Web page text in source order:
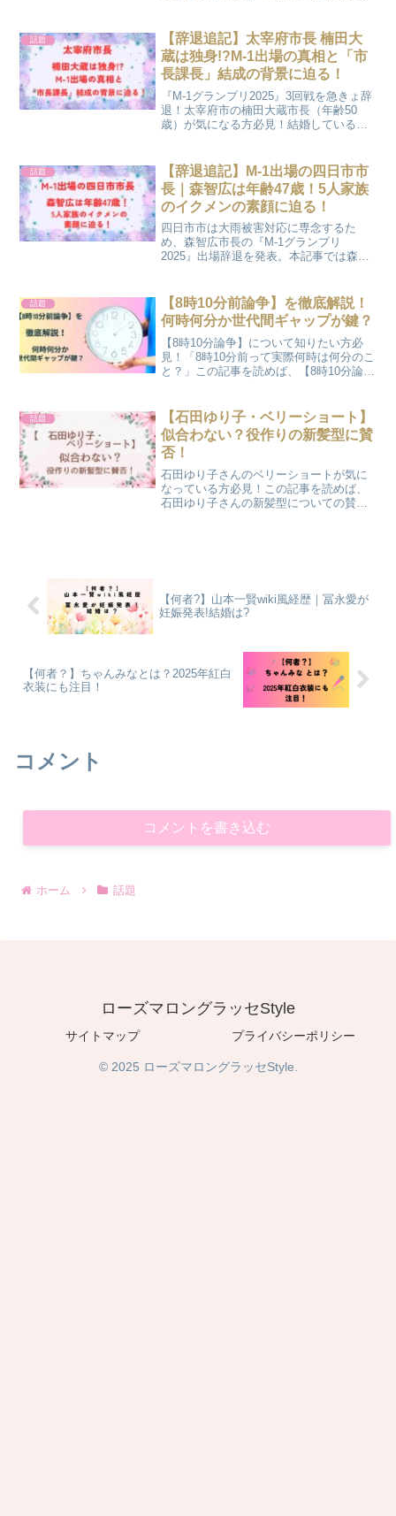
話題
【辞退追記】太宰府市長 楠田大
蔵は独身!?M-1出場の真相と「市
長課長」結成の背景に迫る！
『M-1グランプリ2025』3回戦を急きょ辞
退！太宰府市の楠田大蔵市長（年齢50
歳）が気になる方必見！結婚している
ンビ「市長課長」結成の背景を知ること
ができますよ！
話題
【辞退追記】M-1出場の四日市市
長｜森智広は年齢47歳！5人家族
のイクメンの素顔に迫る！
四日市市は大雨被害対応に専念するた
め、森智広市長の『M-1グランプリ
2025』出場辞退を発表。本記事では森智
2025年9月21日（日） [愛知] 今池ガス
ホール
話題
【8時10分前論争】を徹底解説！
何時何分か世代間ギャップが鍵？
【8時10分論争】について知りたい方必
見！「8時10分前って実際何時は何分のこ
と？」この記事を読めば、【8時10分論
話題
【石田ゆり子・ベリーショート】
似合わない？役作りの新髪型に賛
否！
石田ゆり子さんのベリーショートが気に
なっている方必見！この記事を読めば、
石田ゆり子さんの新髪型についての賛否
【何者?】山本一賢wiki風経歴｜冨永愛が
妊娠発表!結婚は?
【何者？】ちゃんみなとは？2025年紅白
衣装にも注目！
コメント
コメントを書き込む
ホーム 話題
ローズマロングラッセStyle
サイトマップ プライバシーポリシー
© 2025 ローズマロングラッセStyle.